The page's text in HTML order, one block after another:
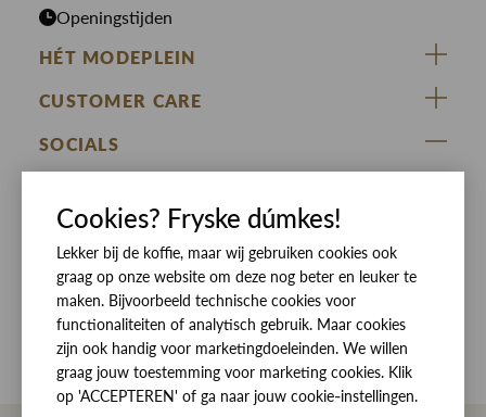
Openingstijden
HÉT MODEPLEIN
ZIJ VAN RINSMA
DE HEEREN VAN RINSMA
RINSMA.CONCEPTS
Eten en drinken
Openingstijden
Werken bij RINSMA
CUSTOMER CARE
Veelgestelde vragen
Retourneren & Ruilen
Betaalmethoden
Bezorgen
Contact
Reviews
SOCIALS
Cookies? Fryske dúmkes!
Lekker bij de koffie, maar wij gebruiken cookies ook
graag op onze website om deze nog beter en leuker te
maken. Bijvoorbeeld technische cookies voor
functionaliteiten of analytisch gebruik. Maar cookies
zijn ook handig voor marketingdoeleinden. We willen
graag jouw toestemming voor marketing cookies. Klik
op 'ACCEPTEREN' of ga naar jouw cookie-instellingen.